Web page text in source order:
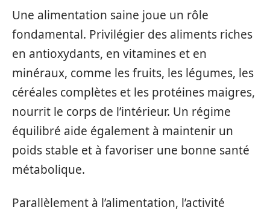
Une alimentation saine joue un rôle
fondamental. Privilégier des aliments riches
en antioxydants, en vitamines et en
minéraux, comme les fruits, les légumes, les
céréales complètes et les protéines maigres,
nourrit le corps de l’intérieur. Un régime
équilibré aide également à maintenir un
poids stable et à favoriser une bonne santé
métabolique.
Parallèlement à l’alimentation, l’activité